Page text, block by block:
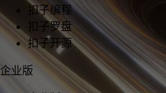
扣子编程
扣子罗盘
扣子开源
企业版